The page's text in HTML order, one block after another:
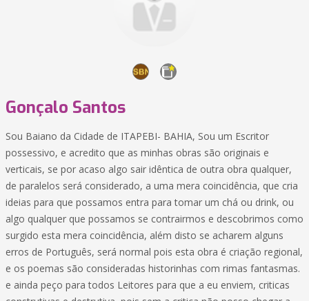
Gonçalo Santos
Sou Baiano da Cidade de ITAPEBI- BAHIA, Sou um Escritor
possessivo, e acredito que as minhas obras são originais e
verticais, se por acaso algo sair idêntica de outra obra qualquer,
de paralelos será considerado, a uma mera coincidência, que cria
ideias para que possamos entra para tomar um chá ou drink, ou
algo qualquer que possamos se contrairmos e descobrimos como
surgido esta mera coincidência, além disto se acharem alguns
erros de Português, será normal pois esta obra é criação regional,
e os poemas são consideradas historinhas com rimas fantasmas.
e ainda peço para todos Leitores para que a eu enviem, criticas